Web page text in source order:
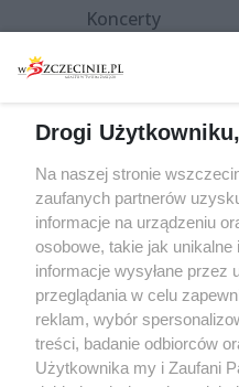
Koncerty
Spacery i oprowadzania
targi
Wernisaże
Więcej
Drogi Użytkowniku,
Na naszej stronie
zaufanych partnerów
informacje na urządzeniu
osobowe, takie jak
informacje wysyłane przez
przeglądania w celu
reklam, wybór
treści, badanie odbiorców
Użytkownika my i Zaufani